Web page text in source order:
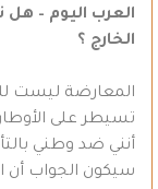
العرب اليوم – هل
الخارج ؟
المعارضة ليست
تسيطر على
أنني ضد وطني
سيكون الجواب أن